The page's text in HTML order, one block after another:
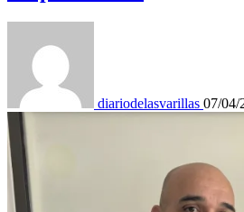
diariodelasvarillas 07/04/